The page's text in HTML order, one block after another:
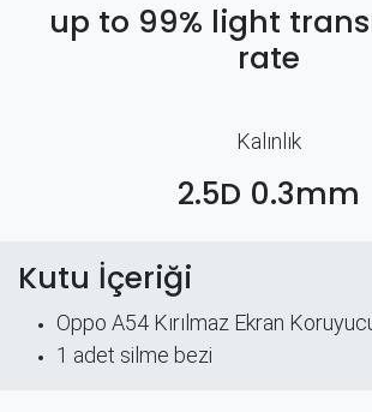
up to 99% light
rate
Kalınlık
2.5D 0.3mm
Kutu İçeriği
Oppo A54 Kırılmaz Ekran
​1 adet silme bezi